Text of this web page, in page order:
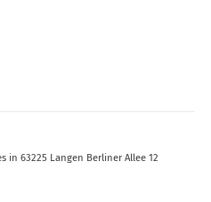
in 63225 Langen Berliner Allee 12